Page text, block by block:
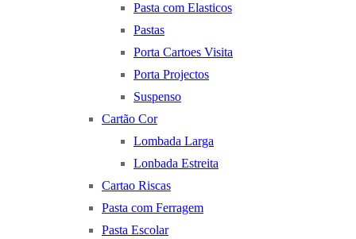
Pasta com Elasticos
Pastas
Porta Cartoes Visita
Porta Projectos
Suspenso
Cartão Cor
Lombada Larga
Lonbada Estreita
Cartao Riscas
Pasta com Ferragem
Pasta Escolar